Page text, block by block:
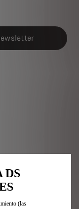
DS
(las